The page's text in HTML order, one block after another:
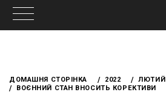
content
ДОМАШНЯ СТОРІНКА 2022
ЛЮТИЙ
ВОЄННИЙ СТАН ВНОСИТЬ КОРЕКТИВИ